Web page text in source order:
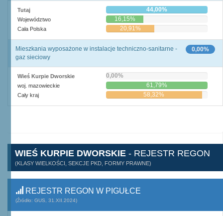
Tutaj 44,00%
Województwo 16,15%
Cała Polska 20,91%
0,00%
Mieszkania wyposażone w instalacje techniczno-sanitarne -
gaz sieciowy
Wieś Kurpie Dworskie 0,00%
woj. mazowieckie 61,79%
Cały kraj 58,32%
WIEŚ KURPIE DWORSKIE - REJESTR REGON
(KLASY WIELKOŚCI, SEKCJE PKD, FORMY PRAWNE)
REJESTR REGON W PIGUŁCE
(Źródło: GUS, 31.XII.2024)